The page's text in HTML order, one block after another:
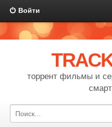
Войти
торрент фильмы и